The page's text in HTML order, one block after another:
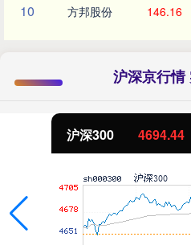
10 方邦股份 146.16
沪深京行情
沪深300 4694.44